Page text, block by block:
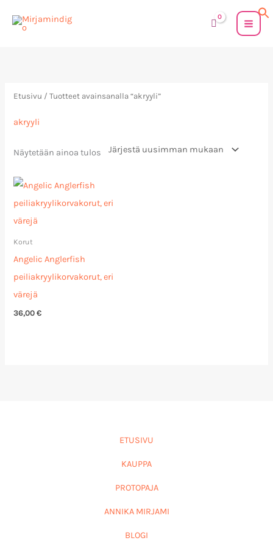
sisältöön
Etusivu / Tuotteet avainsanalla “akryyli”
akryyli
Näytetään ainoa tulos
Korut
Angelic Anglerfish
peiliakryylikorvakorut, eri
värejä
36,00€
ETUSIVU
KAUPPA
PROTOPAJA
ANNIKA MIRJAMI
BLOGI